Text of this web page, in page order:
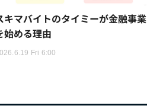
キマバイトのタイミーが金融事業
始める理由
Fri 6:00